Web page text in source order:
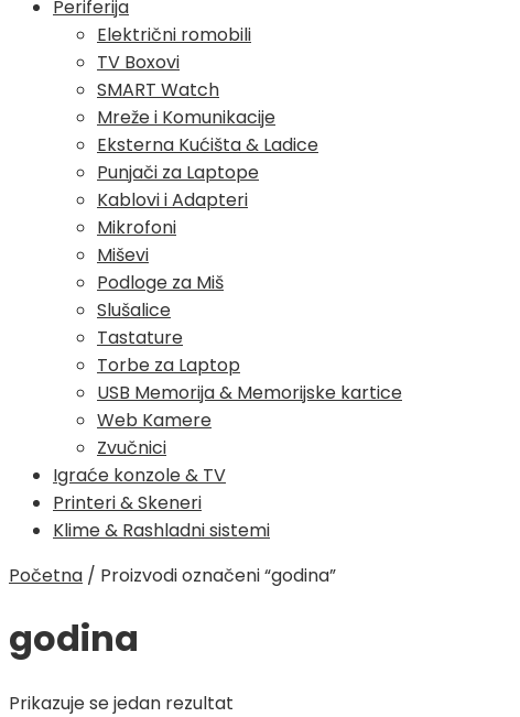
Periferija
Električni romobili
TV Boxovi
SMART Watch
Mreže i Komunikacije
Eksterna Kućišta & Ladice
Punjači za Laptope
Kablovi i Adapteri
Mikrofoni
Miševi
Podloge za Miš
Slušalice
Tastature
Torbe za Laptop
USB Memorija & Memorijske kartice
Web Kamere
Zvučnici
Igraće konzole & TV
Printeri & Skeneri
Klime & Rashladni sistemi
Početna / Proizvodi označeni “godina”
godina
Prikazuje se jedan rezultat